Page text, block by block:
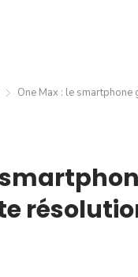
One Max : le smartphone